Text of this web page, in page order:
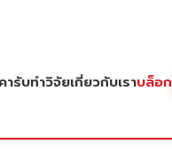
ารับทำวิจัยเกี่ยวกับเราบล็อก